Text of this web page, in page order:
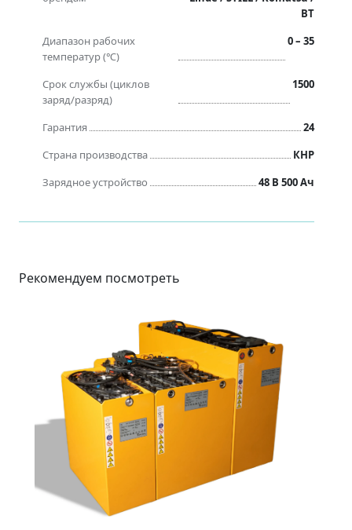
BT
Диапазон рабочих
температур (℃)
0 – 35
Срок службы (циклов
заряд/разряд)
1500
Гарантия
24
Страна производства
КНР
Зарядное устройство
48 В 500 Ач
Рекомендуем посмотреть